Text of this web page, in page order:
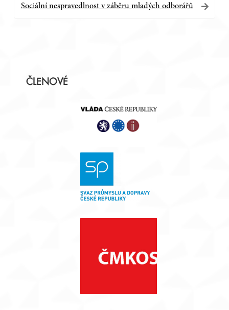
příspěvek
Sociální nespravedlnost v záběru mladých odborářů
ČLENOVÉ